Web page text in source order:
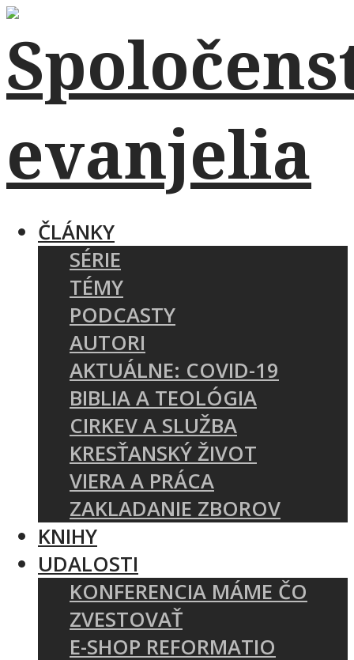
ČLÁNKY
SÉRIE
TÉMY
PODCASTY
AUTORI
AKTUÁLNE: COVID-19
BIBLIA A TEOLÓGIA
CIRKEV A SLUŽBA
KRESŤANSKÝ ŽIVOT
VIERA A PRÁCA
ZAKLADANIE ZBOROV
KNIHY
UDALOSTI
KONFERENCIA MÁME ČO
ZVESTOVAŤ
E-SHOP REFORMATIO